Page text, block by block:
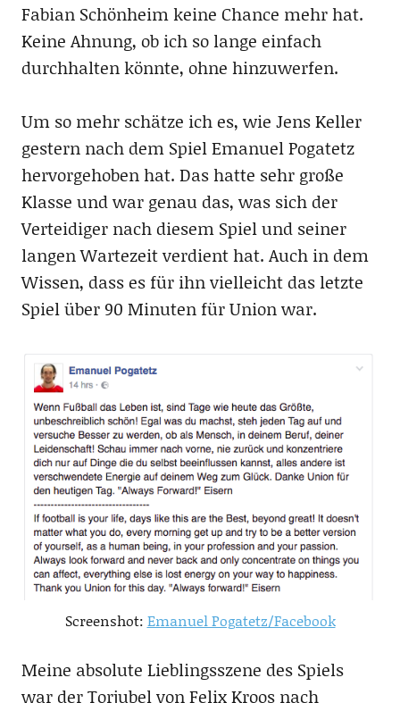
Fabian Schönheim keine Chance mehr hat.
Keine Ahnung, ob ich so lange einfach
durchhalten könnte, ohne hinzuwerfen.
Um so mehr schätze ich es, wie Jens Keller
gestern nach dem Spiel Emanuel Pogatetz
hervorgehoben hat. Das hatte sehr große
Klasse und war genau das, was sich der
Verteidiger nach diesem Spiel und seiner
langen Wartezeit verdient hat. Auch in dem
Wissen, dass es für ihn vielleicht das letzte
Spiel über 90 Minuten für Union war.
Screenshot: Emanuel Pogatetz/Facebook
Meine absolute Lieblingsszene des Spiels
war der Torjubel von Felix Kroos nach